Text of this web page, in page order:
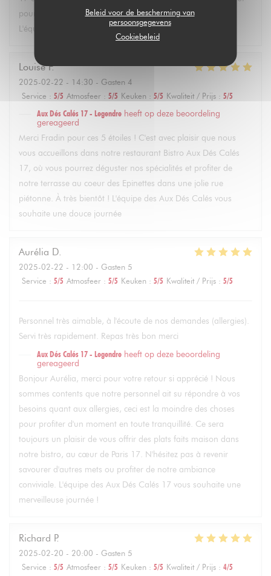
Beleid voor de bescherming van
persoonsgegevens
Cookiebeleid
pour profiter de notre terrasse et de nos plats faits maison.
L'équipe des Aux Dés Calés vous souhaite une jolie journée
Louise F
2025-02-22 - 14:30 - Gasten 4
Service : 5/5 Atmosfeer : 5/5 Keuken : 5/5 Kwaliteit / Prijs : 5/5
Aux Dés Calés 17 - Legendre heeft op deze beoordeling
gereageerd
Merci Fradin pour ces 5 étoiles ! C'est avec plaisir que nous
vous accueillons dans notre restaurant Bistro Aux Dés Calés
17, où vous pourrez déguster nos spécialités et profiter de
notre terrasse au coeur des Epinettes dans une jolie rue
piétonne. À très bientôt ! L'équipe des Aux Dés Calés vous
souhaite une douce journée
Aurélia D
2025-02-22 - 12:00 - Gasten 5
Service : 5/5 Atmosfeer : 5/5 Keuken : 5/5 Kwaliteit / Prijs : 5/5
Personnel très aimable, à l'écoute de nos demandes (allergies).
Servi très rapidement. Repas très bon merci
Aux Dés Calés 17 - Legendre heeft op deze beoordeling
gereageerd
Bonjour Aurélia, merci pour votre retour si apprécié ! Nous
sommes contents que notre personnel ait su répondre à vos
besoins quant aux allergies, ceci est la moindre des choses
pour profiter d'un moment en toute tranquillité. Ce sera
toujours un plaisir de vous offrir des plats faits maison dans
notre bistro, au cœur de Paris 17. N'hésitez pas à revenir
savourer d'autres mets ou profiter de notre ambiance
conviviale. L'équipe des Aux Dés Calés 17 vous souhaite une
merveilleuse journée !
Richard P
2025-02-20 - 20:00 - Gasten 5
Service : 5/5 Atmosfeer : 5/5 Keuken : 5/5 Kwaliteit / Prijs : 4/5